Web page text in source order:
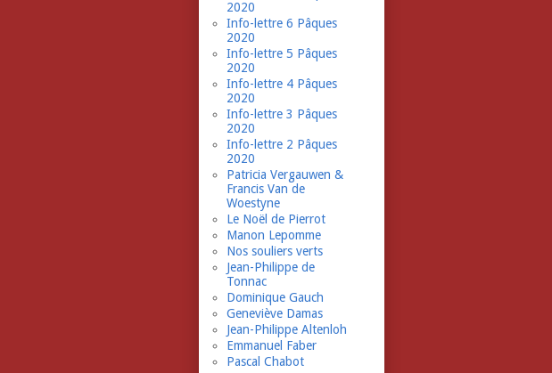
2020
Info-lettre 6 Pâques
2020
Info-lettre 5 Pâques
2020
Info-lettre 4 Pâques
2020
Info-lettre 3 Pâques
2020
Info-lettre 2 Pâques
2020
Patricia Vergauwen &
Francis Van de
Woestyne
Le Noël de Pierrot
Manon Lepomme
Nos souliers verts
Jean-Philippe de
Tonnac
Dominique Gauch
Geneviève Damas
Jean-Philippe Altenloh
Emmanuel Faber
Pascal Chabot